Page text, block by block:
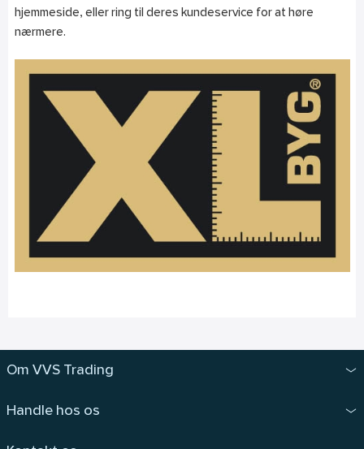
hjemmeside, eller ring til deres kundeservice for at høre
nærmere.
Om VVS Trading
Handle hos os